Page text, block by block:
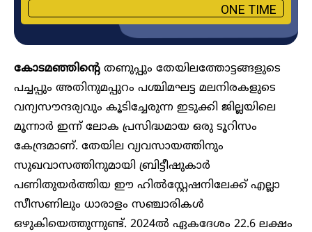
ONE TIME
കോടമഞ്ഞിന്റെ തണുപ്പും തേയിലത്തോട്ടങ്ങളുടെ
പച്ചപ്പും അതിനുമപ്പുറം പശ്ചിമഘട്ട മലനിരകളുടെ
വന്യസൗന്ദര്യവും കൂടിച്ചേരുന്ന ഇടുക്കി ജില്ലയിലെ
മൂന്നാ‍ർ ഇന്ന് ലോക പ്രസിദ്ധമായ ഒരു ടൂറിസം
കേന്ദ്രമാണ്. തേയില വ്യവസായത്തിനും
സുഖവാസത്തിനുമായി ബ്രിട്ടീഷുകാ‍ർ
പണിതുയർത്തിയ ഈ ഹിൽസ്റ്റേഷനിലേക്ക് എല്ലാ
സീസണിലും ധാരാളം സഞ്ചാരികൾ
ഒഴുകിയെത്തുന്നുണ്ട്. 2024ൽ ഏകദേശം 22.6 ലക്ഷം